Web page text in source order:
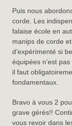
Puis nous
corde. Les
falaise école en
manips de corde
d’expérimenté si
équipées n’est
il faut
fondamentaux.
Bravo à vous 2
grave gérés!!
vous revoir dans